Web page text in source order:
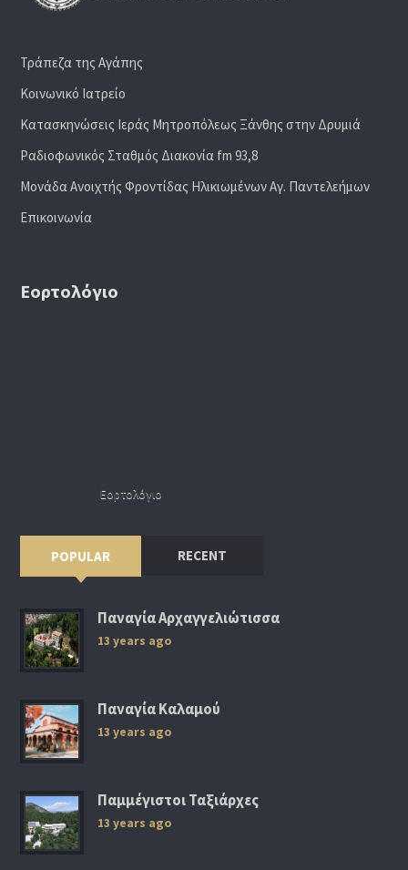
Τράπεζα της Αγάπης
Κοινωνικό Ιατρείο
Κατασκηνώσεις Ιεράς Μητροπόλεως Ξάνθης στην Δρυμιά
Ραδιoφωνικός Σταθμός Διακονία fm 93,8
Μονάδα Ανοιχτής Φροντίδας Ηλικιωμένων Αγ. Παντελεήμων
Επικοινωνία
Εορτολόγιο
Εορτολόγιο
POPULAR RECENT
Παναγία Αρχαγγελιώτισσα
13 years ago
Παναγία Καλαμού
13 years ago
Παμμέγιστοι Ταξιάρχες
13 years ago